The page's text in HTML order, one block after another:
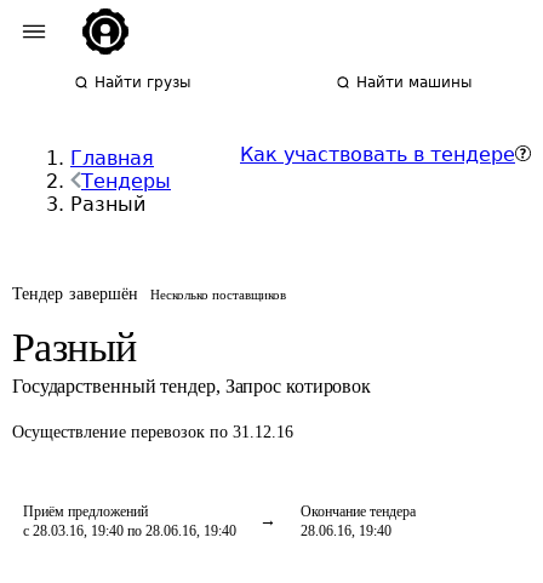
Найти грузы Найти машины
Главная
Тендеры
Разный
Как участвовать в тендере
Тендер завершён Несколько поставщиков
Разный
Государственный тендер, Запрос котировок
Осуществление перевозок по 31.12.16
Приём предложений
с 28.03.16, 19:40 по 28.06.16, 19:40
Окончание тендера
28.06.16, 19:40